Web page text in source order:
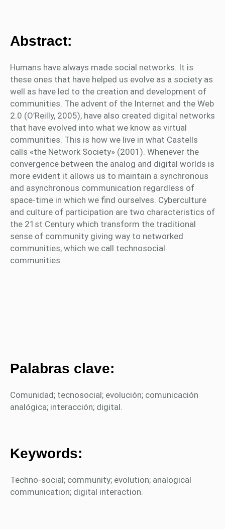
Abstract:
Humans have always made social networks. It is
these ones that have helped us evolve as a society as
well as have led to the creation and development of
communities. The advent of the Internet and the Web
2.0 (O’Reilly, 2005), have also created digital networks
that have evolved into what we know as virtual
communities. This is how we live in what Castells
calls «the Network Society» (2001). Whenever the
convergence between the analog and digital worlds is
more evident it allows us to maintain a synchronous
and asynchronous communication regardless of
space-time in which we find ourselves. Cyberculture
and culture of participation are two characteristics of
the 21st Century which transform the traditional
sense of community giving way to networked
communities, which we call technosocial
communities.
Palabras clave:
Comunidad; tecnosocial; evolución; comunicación
analógica; interacción; digital.
Keywords:
Techno-social; community; evolution; analogical
communication; digital interaction.